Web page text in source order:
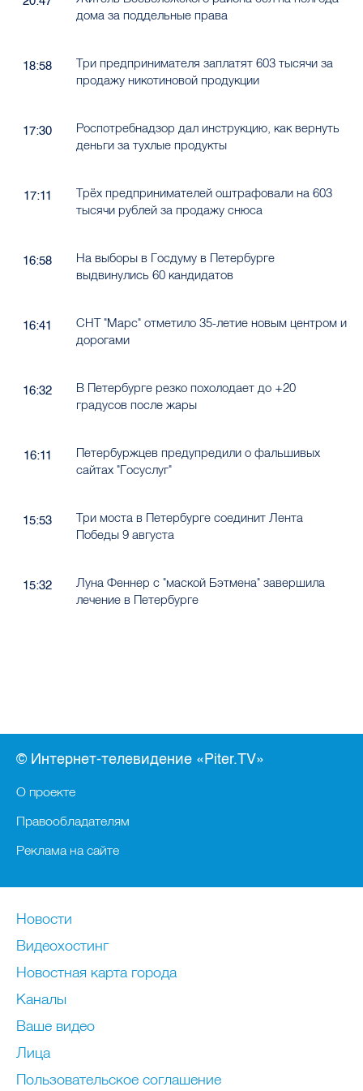
дома за поддельные права
18:58
Три предпринимателя заплатят 603 тысячи за
продажу никотиновой продукции
17:30
Роспотребнадзор дал инструкцию, как вернуть
деньги за тухлые продукты
17:11
Трёх предпринимателей оштрафовали на 603
тысячи рублей за продажу снюса
16:58
На выборы в Госдуму в Петербурге
выдвинулись 60 кандидатов
16:41
СНТ "Марс" отметило 35-летие новым центром и
дорогами
16:32
В Петербурге резко похолодает до +20
градусов после жары
16:11
Петербуржцев предупредили о фальшивых
сайтах "Госуслуг"
15:53
Три моста в Петербурге соединит Лента
Победы 9 августа
15:32
Луна Феннер с "маской Бэтмена" завершила
лечение в Петербурге
© Интернет-телевидение «Piter.TV»
О проекте
Правообладателям
Реклама на сайте
Новости
Видеохостинг
Новостная карта города
Каналы
Ваше видео
Лица
Пользовательское соглашение